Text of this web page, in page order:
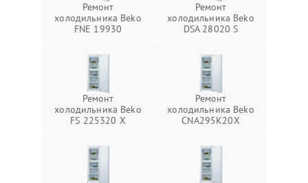
Ремонт
холодильника Beko
FNE 19930
Ремонт
холодильника Beko
DSA 28020 S
Ремонт
холодильника Beko
FS 225320 X
Ремонт
холодильника Beko
CNA295K20X